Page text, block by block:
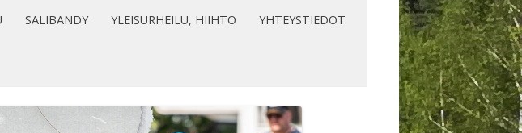
SALIBANDY YLEISURHEILU, HIIHTO YHTEYSTIEDOT